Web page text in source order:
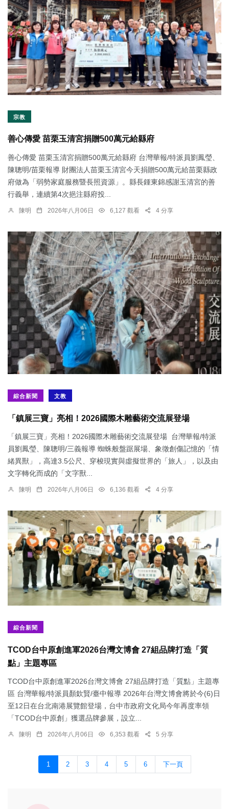
宗教
善心傳愛 苗栗玉清宮捐贈500萬元給縣府
善心傳愛 苗栗玉清宮捐贈500萬元給縣府 台灣華報/特派員劉鳳瑩、
陳聰明/苗栗報導 財團法人苗栗玉清宮今天捐贈500萬元給苗栗縣政
府做為「弱勢家庭服務暨長照資源」。縣長鍾東錦感謝玉清宮的善
行義舉，連續第4次挹注縣府投...
陳明 2026年八月06日 6,127 觀看 4 分享
綜合新聞 文教
「鎮展三寶」亮相！2026國際木雕藝術交流展登場
「鎮展三寶」亮相！2026國際木雕藝術交流展登場 台灣華報/特派
員劉鳳瑩、陳聰明/三義報導 蜘蛛般盤踞展場、象徵創傷記憶的「情
緒異獸」，高達3.5公尺、穿梭現實與虛擬世界的「旅人」，以及由
文字轉化而成的「文字獸...
陳明 2026年八月06日 6,136 觀看 4 分享
綜合新聞
TCOD台中原創進軍2026台灣文博會 27組品牌打造「質
點」主題專區
TCOD台中原創進軍2026台灣文博會 27組品牌打造「質點」主題專
區 台灣華報/特派員顏欽賢/臺中報導 2026年台灣文博會將於今(6)日
至12日在台北南港展覽館登場，台中市政府文化局今年再度率領
「TCOD台中原創」獲選品牌參展，設立...
陳明 2026年八月06日 6,353 觀看 5 分享
1 2 3 4 5 6 下一頁